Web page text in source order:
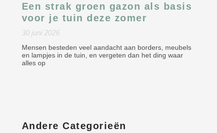
Een strak groen gazon als basis
voor je tuin deze zomer
30 juni 2026
Mensen besteden veel aandacht aan borders, meubels
en lampjes in de tuin, en vergeten dan het ding waar
alles op
Andere Categorieën